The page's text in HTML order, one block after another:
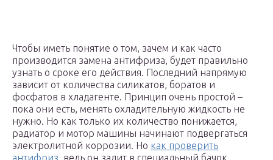
Чтобы иметь понятие о том, зачем и как часто
производится замена антифриза, будет правильно
узнать о сроке его действия. Последний напрямую
зависит от количества силикатов, боратов и
фосфатов в хладагенте. Принцип очень простой –
пока они есть, менять охладительную жидкость не
нужно. Но как только их количество понижается,
радиатор и мотор машины начинают подвергаться
электролитной коррозии. Но как проверить
антифриз, ведь он залит в специальный бачок